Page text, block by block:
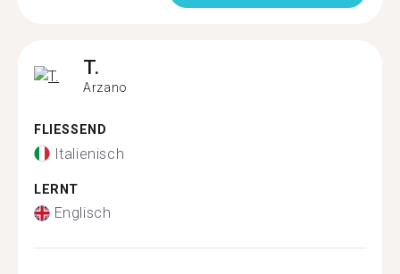
T.
Arzano
FLIESSEND
Italienisch
LERNT
Englisch